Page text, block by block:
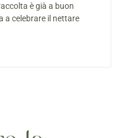
è già a buon
a celebrare il nettare